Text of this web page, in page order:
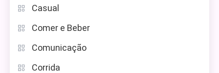
Casual
Comer e Beber
Comunicação
Corrida